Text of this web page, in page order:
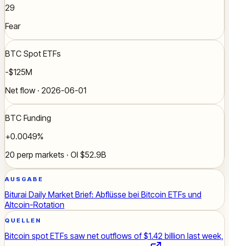
29
Fear
BTC Spot ETFs
-$125M
Net flow · 2026-06-01
BTC Funding
+0.0049%
20 perp markets · OI $52.9B
AUSGABE
Biturai Daily Market Brief: Abflüsse bei Bitcoin ETFs und
Altcoin-Rotation
QUELLEN
Bitcoin spot ETFs saw net outflows of $1.42 billion last week,